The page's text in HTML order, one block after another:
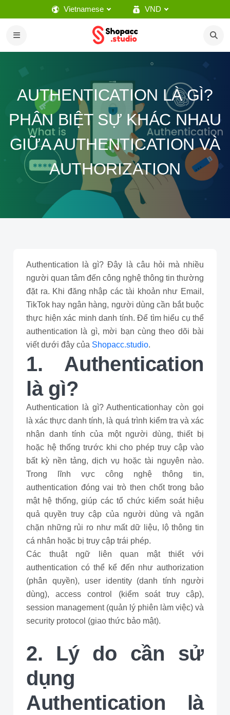
Vietnamese VND
AUTHENTICATION LÀ GÌ?
PHÂN BIỆT SỰ KHÁC NHAU
GIỮA AUTHENTICATION VÀ
AUTHORIZATION
Authentication là gì? Đây là câu hỏi mà nhiều
người quan tâm đến công nghệ thông tin thường
đặt ra. Khi đăng nhập các tài khoản như Email,
TikTok hay ngân hàng, người dùng cần bắt buộc
thực hiện xác minh danh tính. Để tìm hiểu cụ thể
authentication là gì, mời bạn cùng theo dõi bài
viết dưới đây của Shopacc.studio.
1. Authentication
là gì?
Authentication là gì? Authenticationhay còn gọi
là xác thực danh tính, là quá trình kiểm tra và xác
nhận danh tính của một người dùng, thiết bị
hoặc hệ thống trước khi cho phép truy cập vào
bất kỳ nền tảng, dịch vụ hoặc tài nguyên nào.
Trong lĩnh vực công nghệ thông tin,
authentication đóng vai trò then chốt trong bảo
mật hệ thống, giúp các tổ chức kiểm soát hiệu
quả quyền truy cập của người dùng và ngăn
chặn những rủi ro như mất dữ liệu, lộ thông tin
cá nhân hoặc bị truy cập trái phép.
Các thuật ngữ liên quan mật thiết với
authentication có thể kể đến như authorization
(phân quyền), user identity (danh tính người
dùng), access control (kiểm soát truy cập),
session management (quản lý phiên làm việc) và
security protocol (giao thức bảo mật).
2. Lý do cần sử
dụng
Authentication là